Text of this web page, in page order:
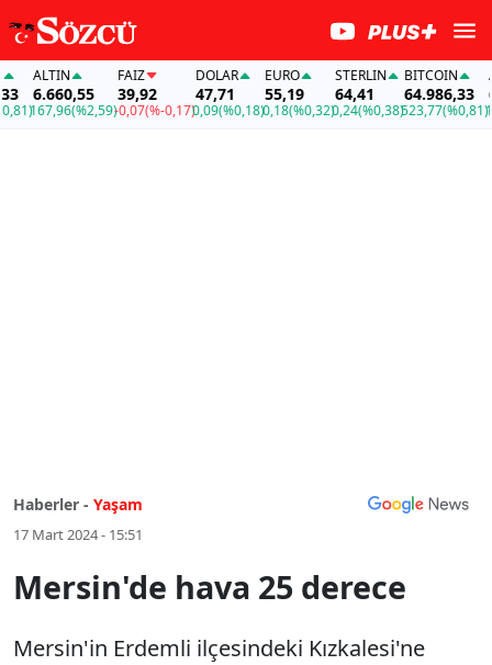
ALTIN
6.660,55
167,96(%2,59)
FAİZ
39,92
-0,07(%-0,17)
DOLAR
47,71
0,09(%0,18)
EURO
55,19
0,18(%0,32)
STERLIN
64,41
0,24(%0,38)
BITCOIN
64.986,33
523,77(%0,81)
Haberler - Yaşam
17 Mart 2024 - 15:51
Mersin'de hava 25 derece
Mersin'in Erdemli ilçesindeki Kızkalesi'ne